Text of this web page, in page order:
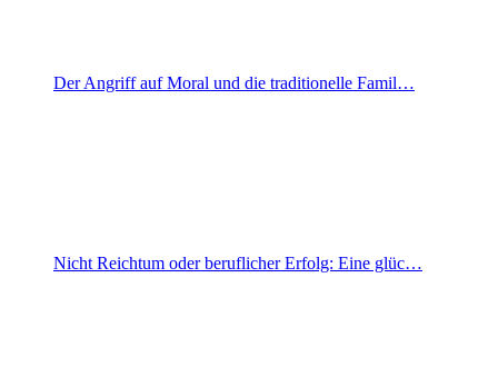
Der Angriff auf Moral und die traditionelle Famil…
Nicht Reichtum oder beruflicher Erfolg: Eine glüc…